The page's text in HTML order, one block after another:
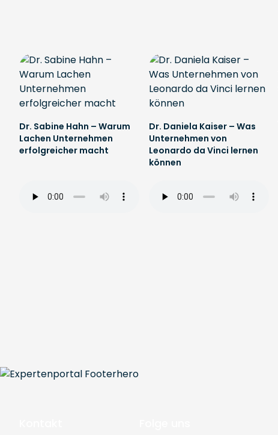
Dr. Sabine Hahn – Warum
Lachen Unternehmen
erfolgreicher macht
Dr. Daniela Kaiser – Was
Unternehmen von
Leonardo da Vinci lernen
können